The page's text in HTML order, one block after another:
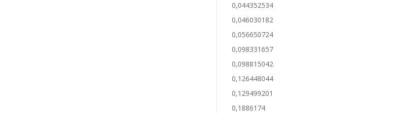
0,044352534
0,046030182
0,056650724
0,098331657
0,098815042
0,126448044
0,129499201
0,1886174